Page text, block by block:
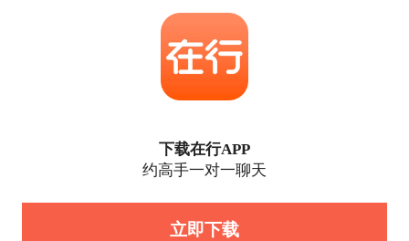
下载在行APP
约高手一对一聊天
立即下载